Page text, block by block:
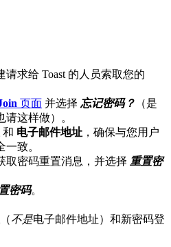
求给 Toast 的人员索取您的
页面 并选择 忘记密码？ （是
这样做）。
和 电子邮件地址 ，确保与您用户
致。
取密码重置消息，并选择 重置密
密码。
（不是电子邮件地址）和新密码登